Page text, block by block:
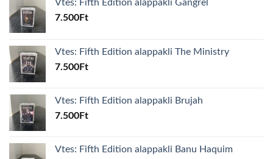
Vtes: Fifth Edition alappakli Gangrel
7.500Ft
Vtes: Fifth Edition alappakli The Ministry
7.500Ft
Vtes: Fifth Edition alappakli Brujah
7.500Ft
Vtes: Fifth Edition alappakli Banu Haquim